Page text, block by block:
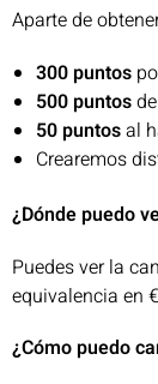
Aparte de
300 puntos
500 puntos
50 puntosal
Crearemos
¿Dónde puedo
Puedes ver la
equivalencia en
¿Cómo puedo